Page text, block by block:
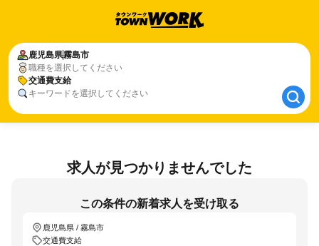
鹿児島県霧島市
職種を選択してください
交通費支給
キーワードを選択してください
鹿児島県霧島市
交通費支給
求人が見つかりませんでした
この条件の新着求人を受け取る
鹿児島県 / 霧島市
交通費支給